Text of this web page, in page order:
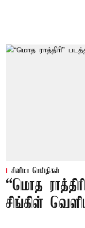
சினிமா செய்திகள்
“மொத
சிங்கிள்